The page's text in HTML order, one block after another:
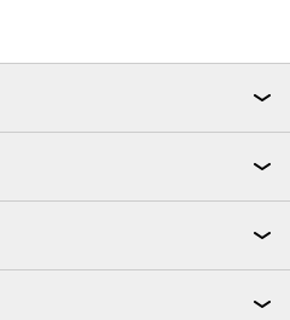
ou para levar em viagens.
você tem uma alternativa
mantendo o sabor e controlando a